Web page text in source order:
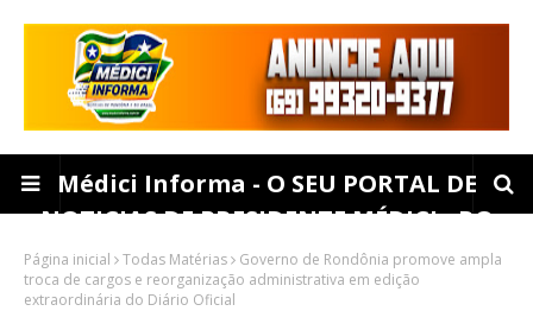
Médici Informa - O SEU PORTAL DE
NOTICIAS DE PRESIDENTE MÉDICI - RO
Página inicial Todas Matérias
Governo de Rondônia promove ampla
troca de cargos e reorganização administrativa em edição
extraordinária do Diário Oficial